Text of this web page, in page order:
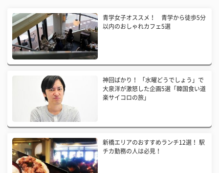
青学女子オススメ！ 青学から徒歩5分
以内のおしゃれカフェ5選
神回ばかり！ 「水曜どうでしょう」で
大泉洋が激怒した企画5選「韓国食い道
楽サイコロの旅」
新橋エリアのおすすめランチ12選！ 駅
チカ勤務の人は必見！